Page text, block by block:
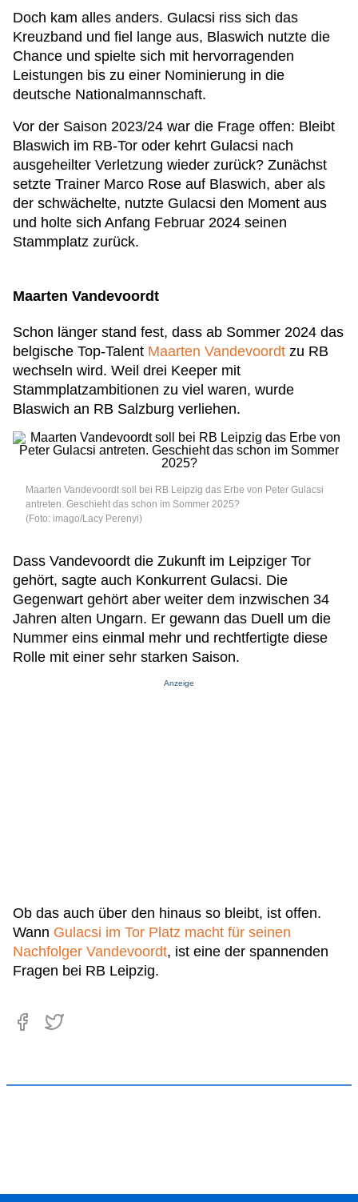
Doch kam alles anders. Gulacsi riss sich das
Kreuzband und fiel lange aus, Blaswich nutzte die
Chance und spielte sich mit hervorragenden
Leistungen bis zu einer Nominierung in die
deutsche Nationalmannschaft.
Vor der Saison 2023/24 war die Frage offen: Bleibt
Blaswich im RB-Tor oder kehrt Gulacsi nach
ausgeheilter Verletzung wieder zurück? Zunächst
setzte Trainer Marco Rose auf Blaswich, aber als
der schwächelte, nutzte Gulacsi den Moment aus
und holte sich Anfang Februar 2024 seinen
Stammplatz zurück.
Maarten Vandevoordt
Schon länger stand fest, dass ab Sommer 2024 das
belgische Top-Talent Maarten Vandevoordt zu RB
wechseln wird. Weil drei Keeper mit
Stammplatzambitionen zu viel waren, wurde
Blaswich an RB Salzburg verliehen.
Maarten Vandevoordt soll bei RB Leipzig das Erbe von Peter Gulacsi
antreten. Geschieht das schon im Sommer 2025?
(Foto: imago/Lacy Perenyi)
Dass Vandevoordt die Zukunft im Leipziger Tor
gehört, sagte auch Konkurrent Gulacsi. Die
Gegenwart gehört aber weiter dem inzwischen 34
Jahren alten Ungarn. Er gewann das Duell um die
Nummer eins einmal mehr und rechtfertigte diese
Rolle mit einer sehr starken Saison.
Anzeige
Ob das auch über den hinaus so bleibt, ist offen.
Wann Gulacsi im Tor Platz macht für seinen
Nachfolger Vandevoordt, ist eine der spannenden
Fragen bei RB Leipzig.